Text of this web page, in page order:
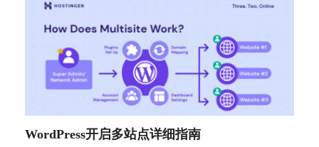
WordPress开启多站点详细指南